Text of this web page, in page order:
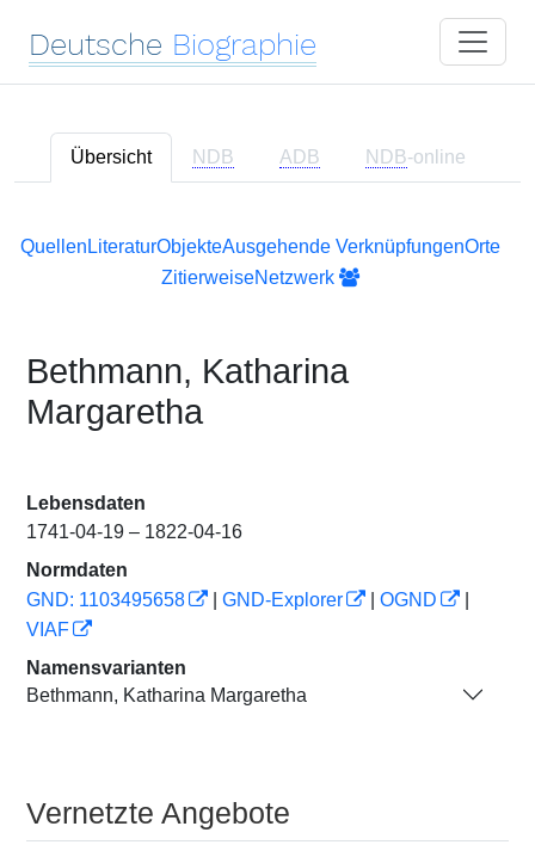
Deutsche Biographie
Übersicht NDB ADB NDB-online
Quellen LiteraturObjekteAusgehende VerknüpfungenOrte
ZitierweiseNetzwerk
Bethmann, Katharina
Margaretha
Lebensdaten
1741-04-19 – 1822-04-16
Normdaten
GND: 1103495658
GND-Explorer OGND
VIAF
Namensvarianten
Bethmann, Katharina Margaretha
Vernetzte Angebote